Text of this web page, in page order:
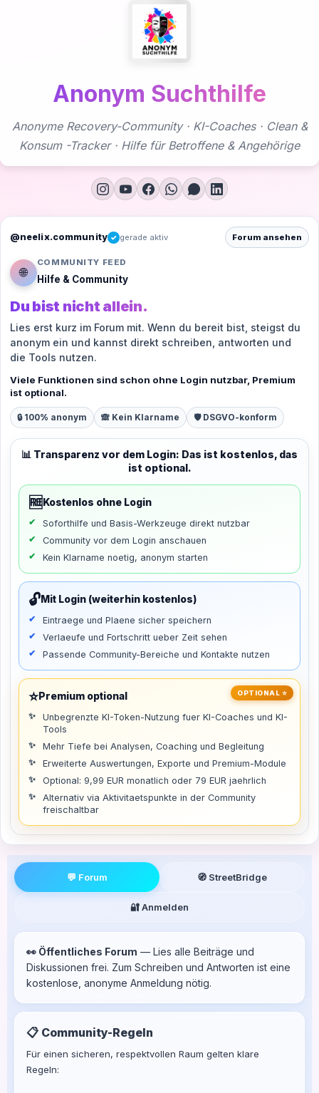
Anonym Suchthilfe
Anonyme Recovery-Community · KI-Coaches · Clean &
Konsum -Tracker · Hilfe für Betroffene & Angehörige
@neelix.community ✓ gerade aktiv Forum ansehen
🌐
COMMUNITY FEED
Hilfe & Community
Du bist nicht allein.
Lies erst kurz im Forum mit. Wenn du bereit bist, steigst du
anonym ein und kannst direkt schreiben, antworten und
die Tools nutzen.
Viele Funktionen sind schon ohne Login nutzbar, Premium
ist optional.
🔒 100% anonym 🙈 Kein Klarname 🛡️ DSGVO-konform
📊 Transparenz vor dem Login: Das ist kostenlos, das
ist optional.
🆓 Kostenlos ohne Login
Soforthilfe und Basis-Werkzeuge direkt nutzbar
Community vor dem Login anschauen
Kein Klarname noetig, anonym starten
🔓Mit Login (weiterhin kostenlos)
Eintraege und Plaene sicher speichern
Verlaeufe und Fortschritt ueber Zeit sehen
Passende Community-Bereiche und Kontakte nutzen
OPTIONAL ⭐
⭐Premium optional
Unbegrenzte KI-Token-Nutzung fuer KI-Coaches und KI-
Tools
Mehr Tiefe bei Analysen, Coaching und Begleitung
Erweiterte Auswertungen, Exporte und Premium-Module
Optional: 9,99 EUR monatlich oder 79 EUR jaehrlich
Alternativ via Aktivitaetspunkte in der Community
freischaltbar
💬 Forum 🧭 StreetBridge
🔐 Anmelden
👀 Öffentliches Forum — Lies alle Beiträge und
Diskussionen frei. Zum Schreiben und Antworten ist eine
kostenlose, anonyme Anmeldung nötig.
📋 Community-Regeln
Für einen sicheren, respektvollen Raum gelten klare
Regeln: